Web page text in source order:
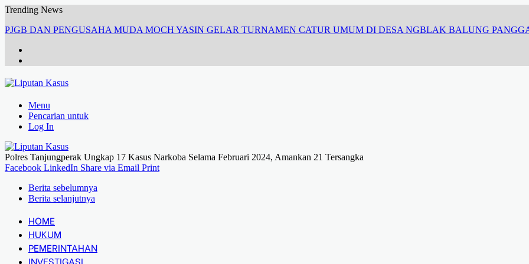
Trending News
PJGB DAN PENGUSAHA MUDA MOCH YASIN GELAR TURNAMEN CATUR UMUM DI DESA NGBLAK BALUNG
Menu
Pencarian untuk
Log In
Polres Tanjungperak Ungkap 17 Kasus Narkoba Selama Februari 2024, Amankan 21 Tersangka
Facebook LinkedIn Share via Email Print
Berita sebelumnya
Berita selanjutnya
HOME
HUKUM
PEMERINTAHAN
INVESTIGASI